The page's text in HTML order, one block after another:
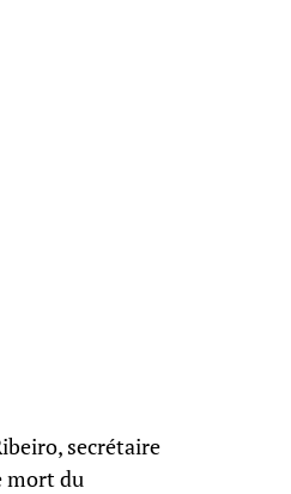
secrétaire
mort du